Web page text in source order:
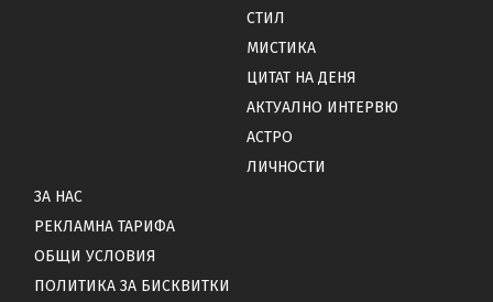
СТИЛ
МИСТИКА
ЦИТАТ НА ДЕНЯ
АКТУАЛНО ИНТЕРВЮ
АСТРО
ЛИЧНОСТИ
ЗА НАС
РЕКЛАМНА ТАРИФА
ОБЩИ УСЛОВИЯ
ПОЛИТИКА ЗА БИСКВИТКИ